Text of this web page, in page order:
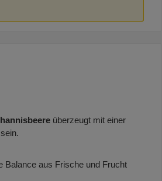
überzeugt mit einer
Balance aus Frische und Frucht